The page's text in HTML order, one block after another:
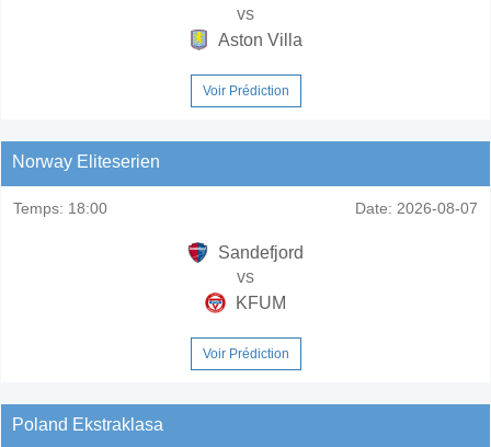
vs
Aston Villa
Voir Prédiction
Norway Eliteserien
Temps: 18:00 Date: 2026-08-07
Sandefjord
vs
KFUM
Voir Prédiction
Poland Ekstraklasa